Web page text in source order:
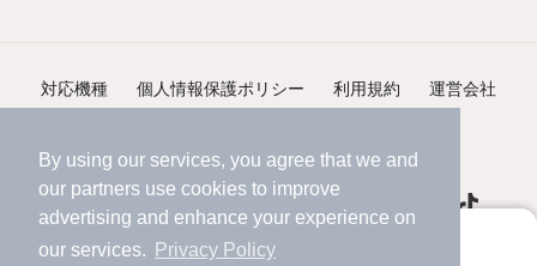
By using our services, you agree that we and
our partners use cookies to improve
advertising and enhance your experience on
our services.
Privacy Policy
アプリに切り替えて、サクサクお部屋探し
対応機種 個人情報保護ポリシー 利用規約 運営会社